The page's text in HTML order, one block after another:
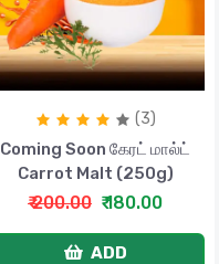
(3)
Coming Soon கேரட் மால்ட்
Carrot Malt (250g)
₹ 200.00 ₹ 180.00
ADD